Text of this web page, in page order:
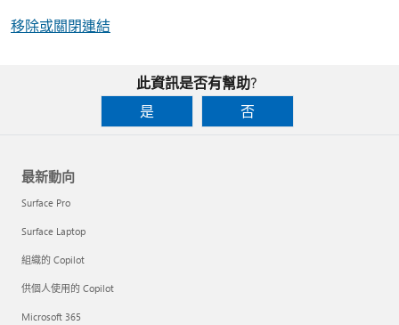
移除或關閉連結
此資訊是否有幫助?
是
否
最新動向
Surface Pro
Surface Laptop
組織的 Copilot
供個人使用的 Copilot
Microsoft 365